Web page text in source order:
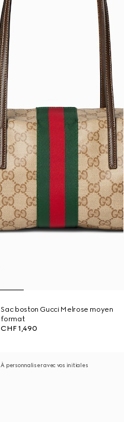
Sac boston Gucci Melrose moyen
format
CHF 1,490
À personnaliser avec vos initiales